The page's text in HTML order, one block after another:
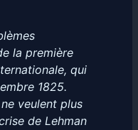
la première
qui
1825.
veulent plus
de Lehman